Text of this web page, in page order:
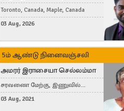
Toronto, Canada, Maple, Canada
03 Aug, 2026
5ம் ஆண்டு நினைவஞ்சலி
அமரர் இராசையா செல்லம்மா
சரவணை மேற்கு, இணுவில்
கிழக்கு
03 Aug, 2021